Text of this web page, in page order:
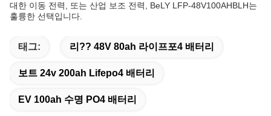
대한 이동 전력, 또는 산업 보조 전력, BeLY LFP-48V100AHBLH는
훌륭한 선택입니다.
태그: 리?? 48V 80ah 라이프포4 배터리
보트 24v 200ah Lifepo4 배터리
EV 100ah 수명 PO4 배터리